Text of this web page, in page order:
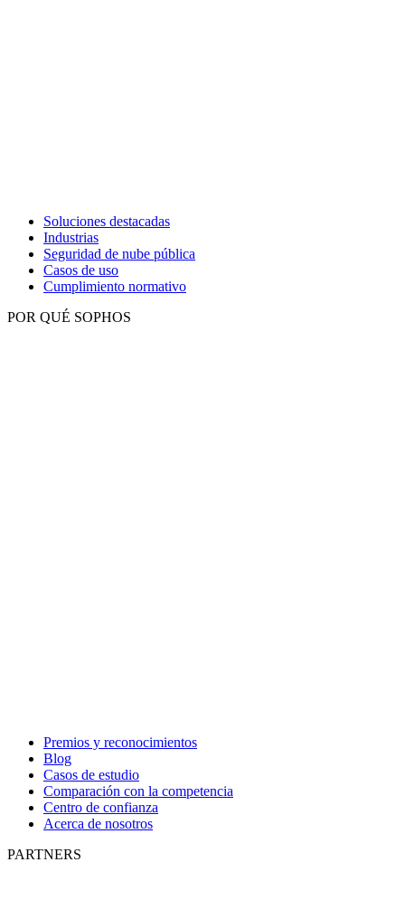
Soluciones destacadas
Industrias
Seguridad de nube pública
Casos de uso
Cumplimiento normativo
POR QUÉ SOPHOS
Premios y reconocimientos
Blog
Casos de estudio
Comparación con la competencia
Centro de confianza
Acerca de nosotros
PARTNERS